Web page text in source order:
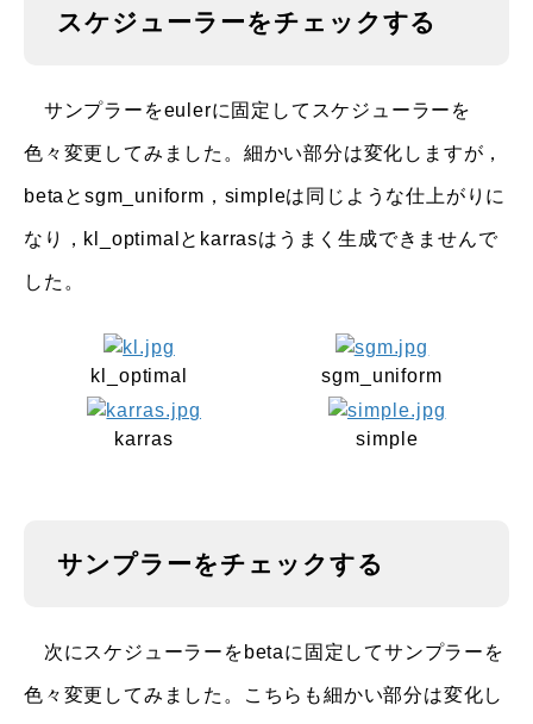
スケジューラーをチェックする
サンプラーをeulerに固定してスケジューラーを
色々変更してみました。細かい部分は変化しますが，
betaとsgm_uniform，simpleは同じような仕上がりに
なり，kl_optimalとkarrasはうまく生成できませんで
した。
kl_optimal sgm_uniform
karras simple
サンプラーをチェックする
次にスケジューラーをbetaに固定してサンプラーを
色々変更してみました。こちらも細かい部分は変化し